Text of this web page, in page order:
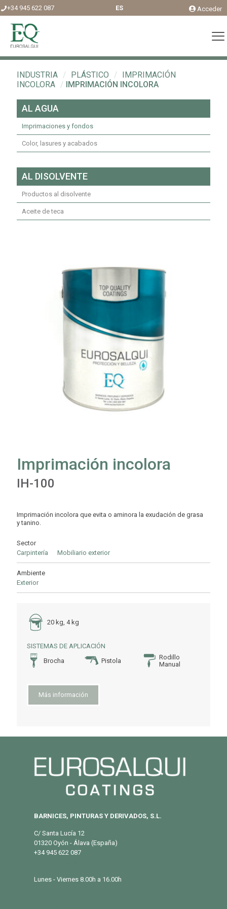
+34 945 622 087 ES Acceder
INDUSTRIA / PLÁSTICO /
IMPRIMACIÓN
INCOLORA / IMPRIMACIÓN INCOLORA
AL AGUA
Imprimaciones y fondos
Color, lasures y acabados
AL DISOLVENTE
Productos al disolvente
Aceite de teca
Imprimación incolora
IH-100
Imprimación incolora que evita o aminora la exudación de grasa
y tanino.
Sector
Carpintería
Mobiliario exterior
Ambiente
Exterior
20 kg, 4 kg
SISTEMAS DE APLICACIÓN
Brocha
Pistola
Rodillo
Manual
Más información
BARNICES, PINTURAS Y DERIVADOS, S.L.
C/ Santa Lucía 12
01320 Oyón - Álava (España)
+34 945 622 087
Lunes - Viernes 8.00h a 16.00h